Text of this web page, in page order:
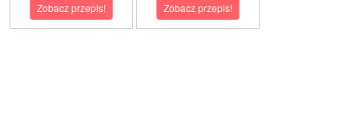
Zobacz przepis! Zobacz przepis!